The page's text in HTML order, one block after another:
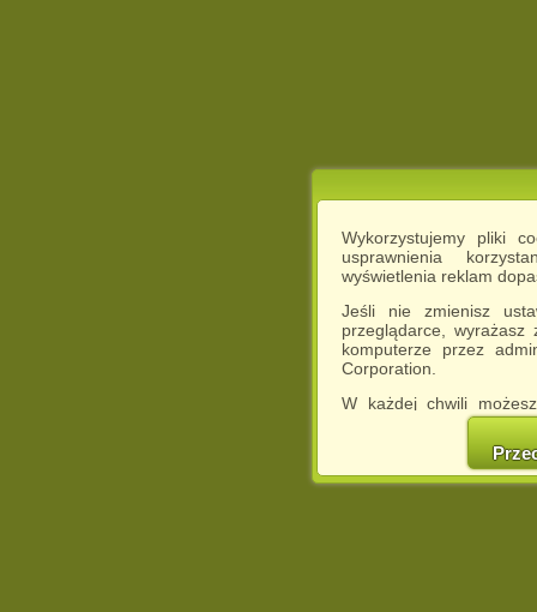
Wykorzystujemy pliki
usprawnienia
wyświetlenia reklam
Jeśli nie zmienisz
przeglądarce,
komputerze przez
Corporation.
W każdej chwili
cookies w swojej
w naszej
http://chomikuj.pl/